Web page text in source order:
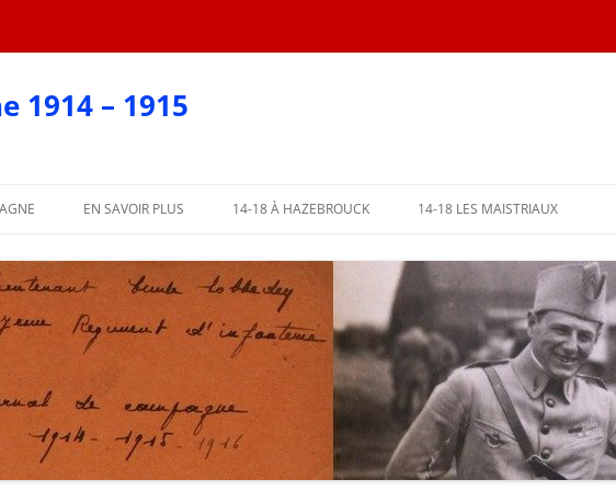
1914 – 1915
PARTIE
PARTIE
EN SAVOIR PLUS 14-18 À HAZEBROUCK
AFFICHES 2018
AFFICHES PAR COMMUNE
L’ABBÉ LEMIRE TÉMOIGNE
14-18 LES MAISTRIAUX